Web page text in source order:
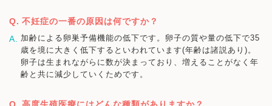
不妊症の一番の原因は何ですか？
加齢による卵巣予備機能の低下です。卵子の質や量の低下で35
歳を境に大きく低下するといわれています(年齢は諸説あり)。
卵子は生まれながらに数が決まっており、増えることがなく年
齢と共に減少していくためです。
高度生殖医療にはどんな種類がありますか？